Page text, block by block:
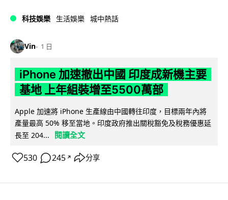
科技娛樂 生活娛樂 城中熱話
Vin 1 日
iPhone 加速撤出中國 印度成新機主要
基地 上年組裝增至5500萬部
Apple 加速將 iPhone 生產線由中國轉往印度，目標兩年內將
產量最高 50% 移至當地。印度政府推出關稅豁免及稅務優惠延
長至 204...
閱讀全文
530 245 ↗ 分享